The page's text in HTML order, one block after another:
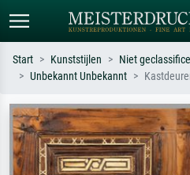
Zoek op kunstenaar, titel of stijl – bijv.
Monet, Sterrennacht, impressionisme,
Hokusai-golf, naakt.
Start Kunststijlen
Niet
Unbekannt Unbekannt